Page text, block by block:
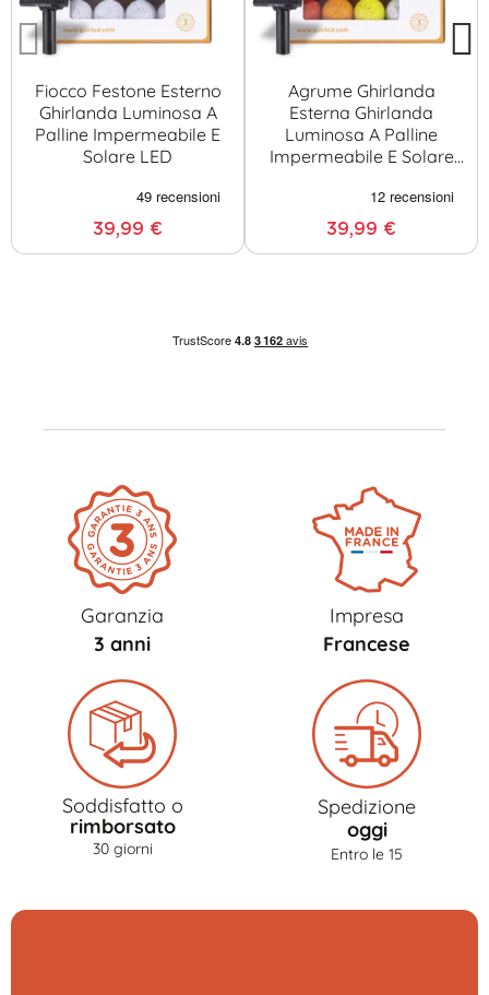
Fiocco Festone Esterno
Ghirlanda Luminosa A
Palline Impermeabile E
Solare LED
39,99 €
Agrume Ghirlanda
Esterna Ghirlanda
Luminosa A Palline
Impermeabile E Solare
39,99 €
Garanzia
3 anni
Impresa
Francese
Soddisfatto o
rimborsato
30 giorni
Spedizione
oggi
Entro le 15